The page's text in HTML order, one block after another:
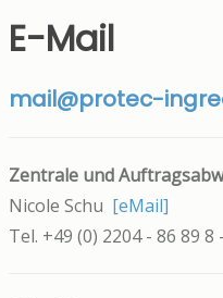
E-Mail
mail@protec-
Zentrale und
Nicole Schu [eMail]
Tel. +49 (0) 2204 - 86 89 8